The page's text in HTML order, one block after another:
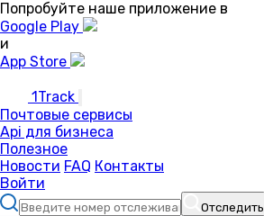
Попробуйте наше приложение в
Google Play
и
App Store
1Track
Почтовые сервисы
Api для бизнеса
Полезное
Новости FAQ Контакты
Войти
Отследить